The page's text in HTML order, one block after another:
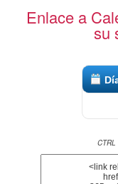
Enlace a
su